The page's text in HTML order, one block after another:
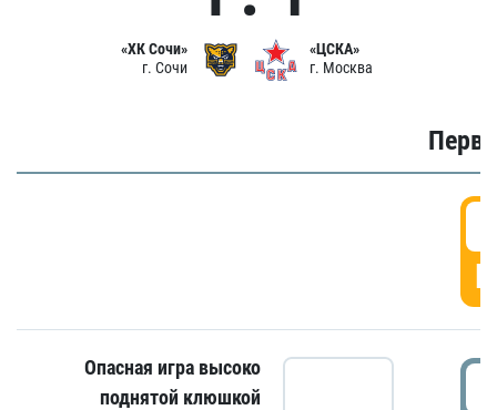
«ХК Сочи»
г. Сочи
«ЦСКА»
г. Москва
Опасная игра высоко
поднятой клюшкой